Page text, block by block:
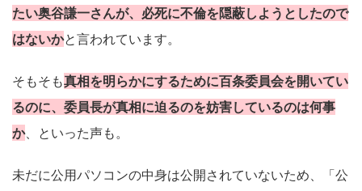
たい奥谷謙一さんが、必死に不倫を隠蔽しようとしたので
はないかと言われています。
そもそも真相を明らかにするために百条委員会を開いてい
るのに、委員長が真相に迫るのを妨害しているのは何事
か、といった声も。
未だに公用パソコンの中身は公開されていないため、「公